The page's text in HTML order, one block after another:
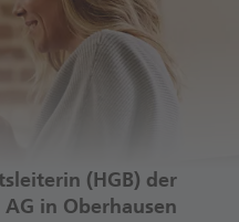
(HGB) der
in Oberhausen